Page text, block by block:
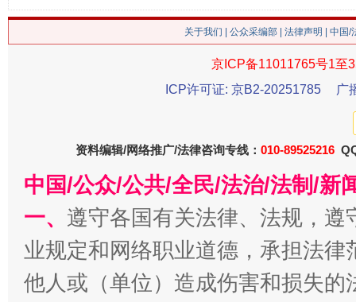
今
习近平的博鳌关键词
魏明
关于我们 公众采编部 法律声明 | 中国
京ICP备11011765号1至
ICP许可证: 京B2-20251785
广
资料编辑/网络推广/法律咨询专线： 010-89525216
中国/公众/公共/全民/法治/法制/新
一、 遵守各国有关法律、法规，
业规定和网络职业道德，承担法
他人或（单位）造成伤害和损失